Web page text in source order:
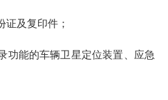
及复印件；
能的车辆卫星定位装置、应急